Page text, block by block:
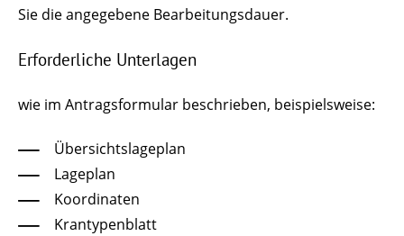
Sie die angegebene Bearbeitungsdauer.
Erforderliche Unterlagen
wie im Antragsformular beschrieben, beispielsweise:
Übersichtslageplan
Lageplan
Koordinaten
Krantypenblatt